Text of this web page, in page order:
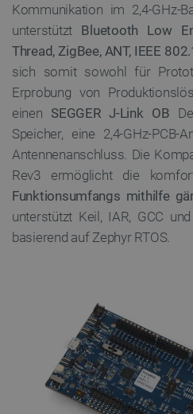
Kommunikation im 2,4-GHz-
unterstützt Bluetooth Low
Thread, ZigBee, ANT, IEEE
sich somit sowohl für
Erprobung von
einen SEGGER J-Link OB
Speicher, eine 2,4-GHz-PCB-
Antennenanschluss. Die
Rev3 ermöglicht die
Funktionsumfangs mithilfe
unterstützt Keil, IAR, GCC
basierend auf Zephyr RTOS.